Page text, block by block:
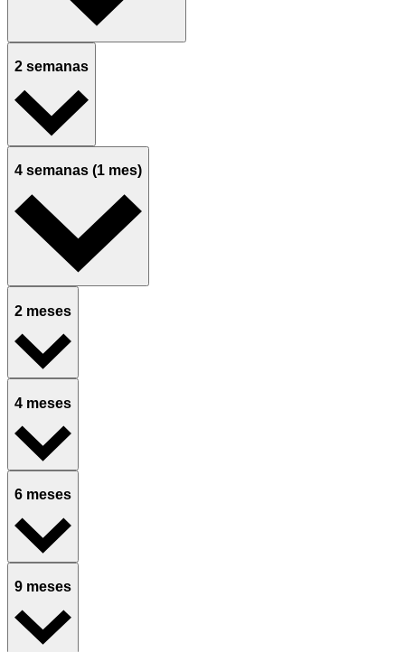
2 semanas
4 semanas (1 mes)
2 meses
4 meses
6 meses
9 meses